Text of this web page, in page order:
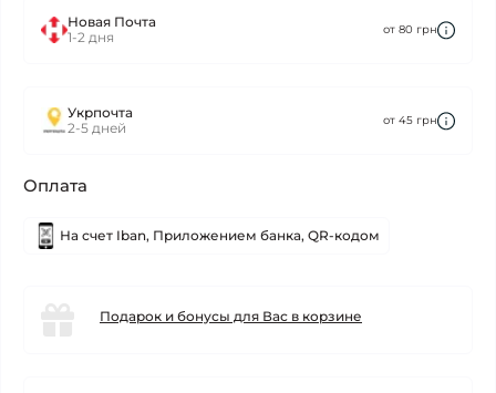
Новая Почта
1-2 дня
от 80 грн
Укрпочта
2-5 дней
от 45 грн
Оплата
На счет Iban, Приложением банка, QR-кодом
Подарок и бонусы для Вас в корзине